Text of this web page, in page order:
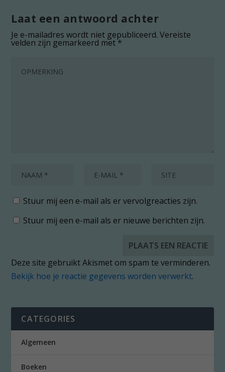
Laat een antwoord achter
Je e-mailadres wordt niet gepubliceerd. Vereiste
velden zijn gemarkeerd met*
Stuur mij een e-mail als er vervolgreacties zijn.
Stuur mij een e-mail als er nieuwe berichten zijn.
Deze site gebruikt Akismet om spam te verminderen.
Bekijk hoe je reactie gegevens worden verwerkt.
CATEGORIES
Algemeen
Boeken